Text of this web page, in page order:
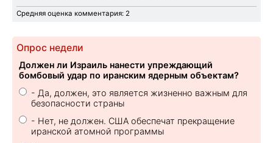
Средняя оценка комментария: 2
Опрос недели
Должен ли Израиль нанести упреждающий
бомбовый удар по иранским ядерным объектам?
- Да, должен, это является жизненно важным для
безопасности страны
- Нет, не должен. США обеспечат прекращение
иранской атомной программы